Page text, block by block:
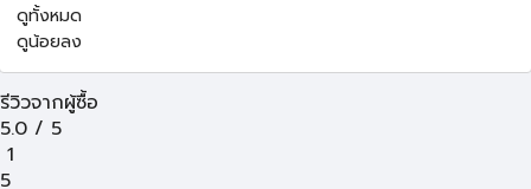
ดูทั้งหมด
ดูน้อยลง
รีวิวจากผู้ซื้อ
5.0 / 5
1
5